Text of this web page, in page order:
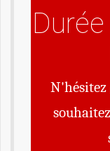
N'hésitez